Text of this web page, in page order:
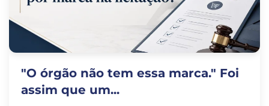
"O órgão não tem essa marca." Foi
assim que um...